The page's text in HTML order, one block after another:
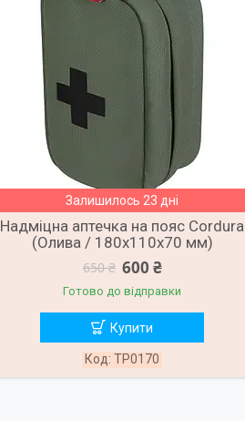
Залишилось 23 дні
Надміцна аптечка на пояс Cordura
(Олива / 180х110х70 мм)
650 ₴ 600 ₴
Готово до відправки
Купити
TP0170